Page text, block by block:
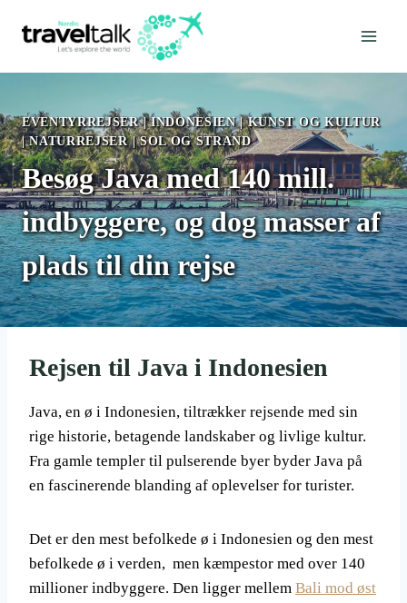
EVENTYRREJSER|INDONESIEN|KUNST OG KULTUR
|NATURREJSER|SOL OG STRAND
Besøg Java med 140 mill.
indbyggere, og dog masser af
plads til din rejse
Rejsen til Java i Indonesien
Java, en ø i Indonesien, tiltrækker rejsende med sin
rige historie, betagende landskaber og livlige kultur.
Fra gamle templer til pulserende byer byder Java på
en fascinerende blanding af oplevelser for turister.
Det er den mest befolkede ø i Indonesien og den mest
befolkede ø i verden, men kæmpestor med over 140
millioner indbyggere. Den ligger mellem Bali mod øst